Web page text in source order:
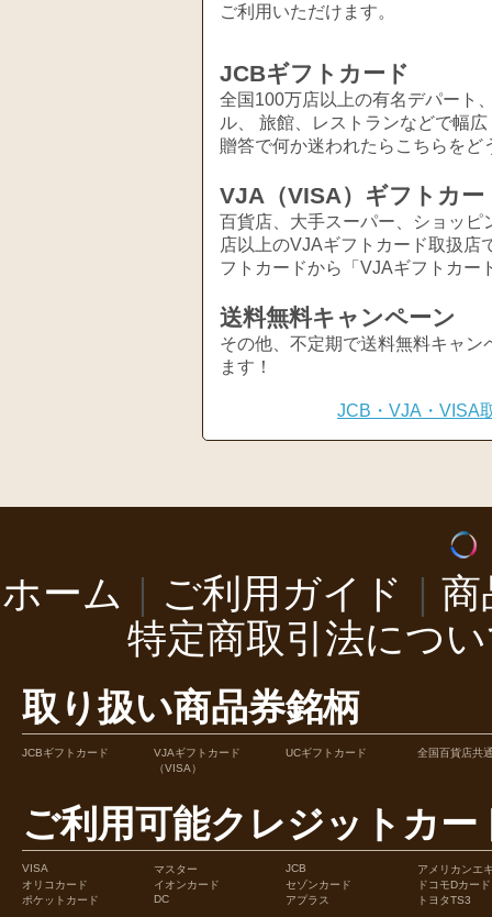
ご利用いただけます。
JCBギフトカード
全国100万店以上の有名デパート
ル、 旅館、レストランなどで幅
贈答で何か迷われたらこちらをど
VJA（VISA）ギフトカー
百貨店、大手スーパー、ショッ
店以上のVJAギフトカード取扱店
フトカードから「VJAギフトカー
送料無料キャンペーン
その他、不定期で送料無料キャ
ます！
JCB・VJA・VISA
ホーム ご利用ガイド
商
特定商取引法につ
取り扱い商品券銘柄
JCBギフトカード
VJAギフトカード
（VISA）
UCギフトカード 全国百貨店共
ご利用可能クレジットカー
VISA マスター JCB
アメリカンエ
オリコカード
イオンカード セゾンカード
ドコモDカード
ポケットカード
DC アプラス トヨタTS3